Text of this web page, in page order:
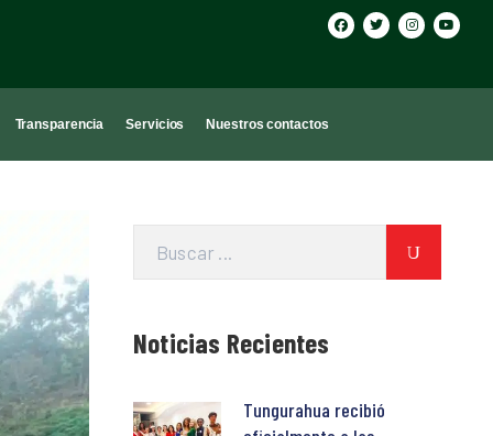
Transparencia Servicios Nuestros contactos
Noticias Recientes
Tungurahua recibió